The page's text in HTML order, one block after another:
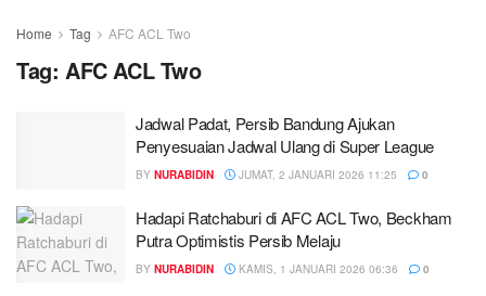
Home Tag AFC ACL Two
Tag: AFC ACL Two
Jadwal Padat, Persib Bandung Ajukan
Penyesuaian Jadwal Ulang di Super League
BY NURABIDIN JUMAT, 2 JANUARI 2026 11:25 0
Hadapi Ratchaburi di AFC ACL Two, Beckham
Putra Optimistis Persib Melaju
BY NURABIDIN KAMIS, 1 JANUARI 2026 06:36 0